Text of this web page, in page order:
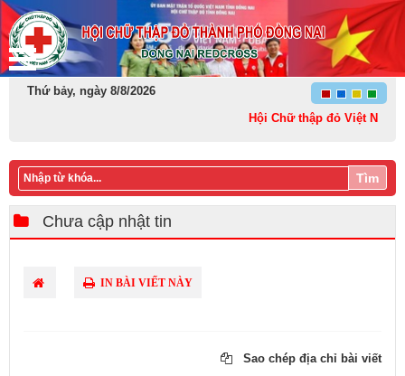
Thứ bảy, ngày 8/8/2026
Hội Chữ thập đỏ Việt Nam:
Tìm
Chưa cập nhật tin
IN BÀI VIẾT NÀY
Sao chép địa chỉ bài viết